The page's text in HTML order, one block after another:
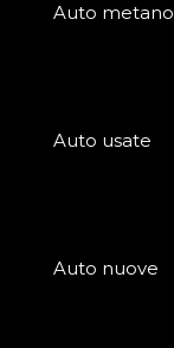
Auto metano
Auto usate
Auto nuove